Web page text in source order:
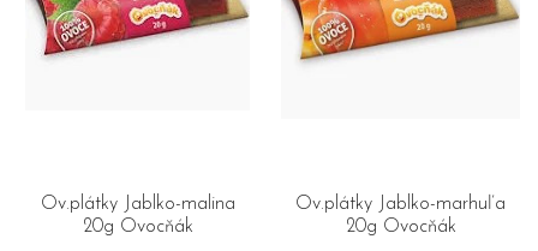
Ov.plátky Jablko-malina
20g Ovocňák
Ov.plátky Jablko-marhuľa
20g Ovocňák